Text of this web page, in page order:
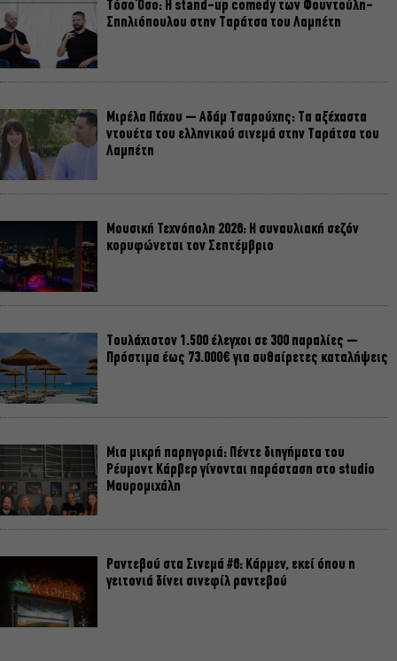
Τόσο Όσο: Η stand-up comedy των Φουντούλη-
Σπηλιόπουλου στην Ταράτσα του Λαμπέτη
Μιρέλα Πάχου – Αδάμ Τσαρούχης: Τα αξέχαστα
ντουέτα του ελληνικού σινεμά στην Ταράτσα του
Λαμπέτη
Μουσική Τεχνόπολη 2026: Η συναυλιακή σεζόν
κορυφώνεται τον Σεπτέμβριο
Τουλάχιστον 1.500 έλεγχοι σε 300 παραλίες –
Πρόστιμα έως 73.000€ για αυθαίρετες καταλήψεις
Μια μικρή παρηγοριά: Πέντε διηγήματα του
Ρέυμοντ Κάρβερ γίνονται παράσταση στο studio
Μαυρομιχάλη
Ραντεβού στα Σινεμά #6: Κάρμεν, εκεί όπου η
γειτονιά δίνει σινεφίλ ραντεβού